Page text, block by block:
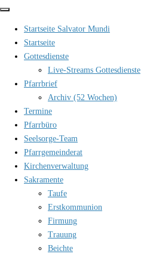
Zum
springen
Startseite Salvator Mundi
Startseite
Gottesdienste
Live-Streams Gottesdienste
Pfarrbrief
Archiv (52 Wochen)
Termine
Pfarrbüro
Seelsorge-Team
Pfarrgemeinderat
Kirchenverwaltung
Sakramente
Taufe
Erstkommunion
Firmung
Trauung
Beichte